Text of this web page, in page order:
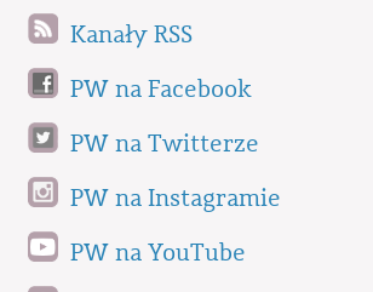
Kanały RSS
PW na Facebook
PW na Twitterze
PW na Instagramie
PW na YouTube